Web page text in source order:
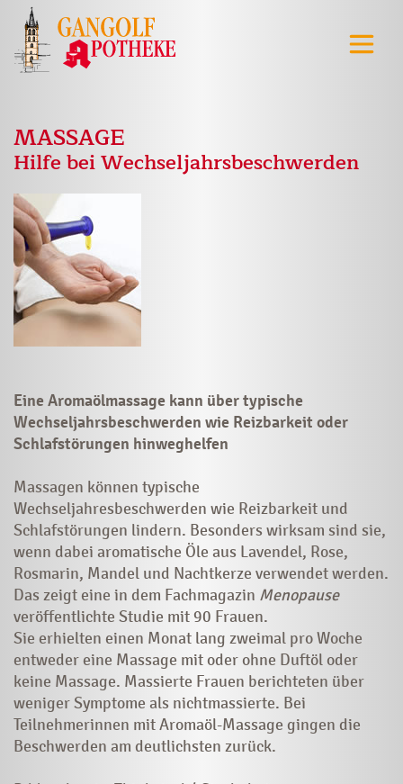
MASSAGE
Hilfe bei Wechseljahrsbeschwerden
Eine Aromaölmassage kann über typische
Wechseljahrsbeschwerden wie Reizbarkeit oder
Schlafstörungen hinweghelfen
Massagen können typische
Wechseljahresbeschwerden wie Reizbarkeit und
Schlafstörungen lindern. Besonders wirksam sind sie,
wenn dabei aromatische Öle aus Lavendel, Rose,
Rosmarin, Mandel und Nachtkerze verwendet werden.
Das zeigt eine in dem Fachmagazin Menopause
veröffentlichte Studie mit 90 Frauen.
Sie erhielten einen Monat lang zweimal pro Woche
entweder eine Massage mit oder ohne Duftöl oder
keine Massage. Massierte Frauen berichteten über
weniger Symptome als nichtmassierte. Bei
Teilnehmerinnen mit Aromaöl-Massage gingen die
Beschwerden am deutlichsten zurück.